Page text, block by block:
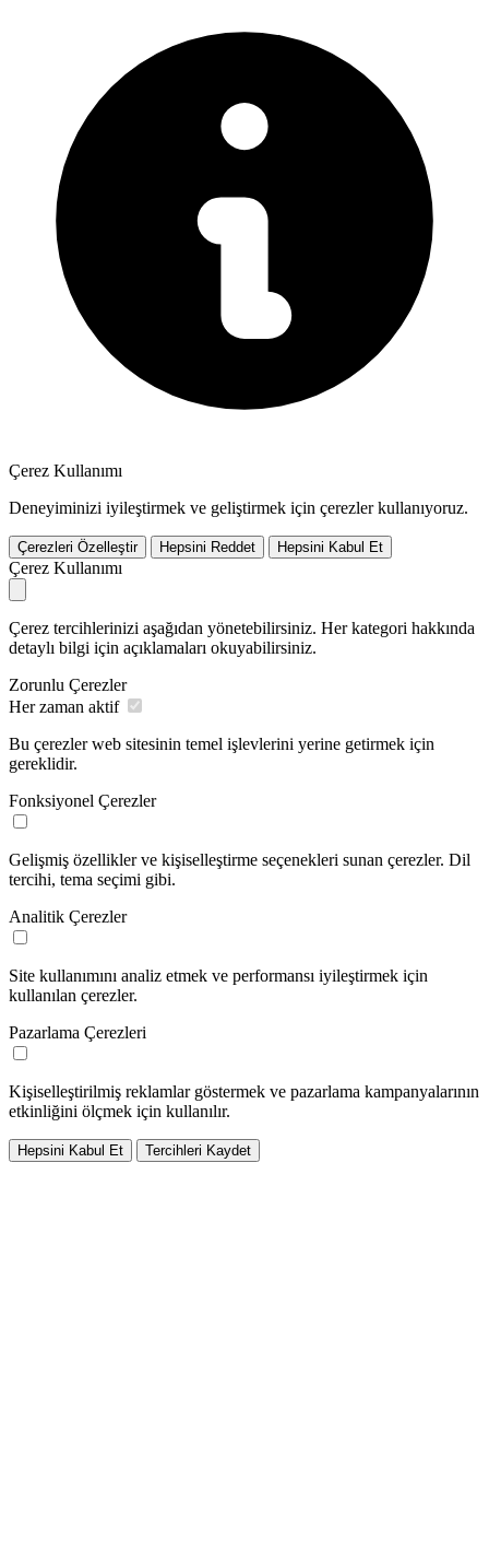
Çerez Kullanımı
Deneyiminizi iyileştirmek ve geliştirmek için çerezler kullanıyoruz.
Çerezleri Özelleştir Hepsini Reddet Hepsini Kabul Et
Çerez Kullanımı
Çerez tercihlerinizi aşağıdan yönetebilirsiniz. Her kategori hakkında
detaylı bilgi için açıklamaları okuyabilirsiniz.
Zorunlu Çerezler
Her zaman aktif
Bu çerezler web sitesinin temel işlevlerini yerine getirmek için
gereklidir.
Fonksiyonel Çerezler
Gelişmiş özellikler ve kişiselleştirme seçenekleri sunan çerezler. Dil
tercihi, tema seçimi gibi.
Analitik Çerezler
Site kullanımını analiz etmek ve performansı iyileştirmek için
kullanılan çerezler.
Pazarlama Çerezleri
Kişiselleştirilmiş reklamlar göstermek ve pazarlama kampanyalarının
etkinliğini ölçmek için kullanılır.
Hepsini Kabul Et Tercihleri Kaydet